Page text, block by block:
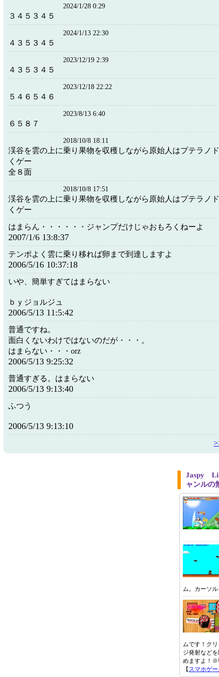
2024/1/28 0:29
３４５３４５
2024/1/13 22:30
４３５３４５
2023/12/19 2:39
４３５３４５
2023/12/18 22:22
５４６５４６
2023/8/13 6:40
６５８７
2018/10/8 18:11
渓谷を雲の上に乗り果物を収穫しながら原始人はプテラノ
くゲー
全８面
2018/10/8 17:51
渓谷を雲の上に乗り果物を収穫しながら原始人はプテラノ
くゲー
はまらん・・・・・・ジャンプだけじゃおもろくねーよ
2007/1/6 13:8:37
テンポよく雲に乗り移れば卵まで到達しますよ
2006/5/16 10:37:18
いや、簡単すぎてはまらない
ｂｙジョルジュ
2006/5/13 11:5:42
普通ですね。
面白くないわけではないのだが・・・。
はまらない・・・orz
2006/5/13 9:25:32
普通すぎる。はまらない
2006/5/13 9:13:40
ふつう
2006/5/13 9:13:10
Jaspy
ャンルの
ム。カーソ
ムです！ク
ジ発射など
めますよ！
【 スマホゲ